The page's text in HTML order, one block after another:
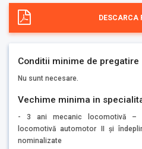
DESCARCA
Conditii minime de pregatire
Nu sunt necesare.
Vechime minima in
- 3 ani mecanic locomotivă –
locomotivă automotor II şi
nominalizate